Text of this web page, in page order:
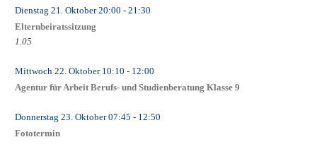
Dienstag 21. Oktober20:00 - 21:30
Elternbeiratssitzung
1.05
Mittwoch 22. Oktober10:10 - 12:00
Agentur für Arbeit Berufs- und Studienberatung Klasse 9
Donnerstag 23. Oktober07:45 - 12:50
Fototermin